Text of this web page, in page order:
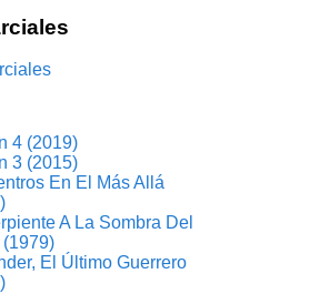
4 (2019)
3 (2015)
En El Más Allá
A La Sombra Del
(1979)
El Último Guerrero